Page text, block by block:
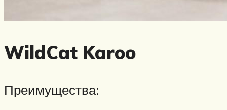
WildCat Karoo
Преимущества: